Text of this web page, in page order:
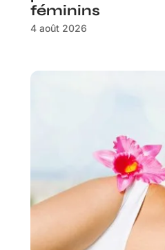
féminins
4 août 2026